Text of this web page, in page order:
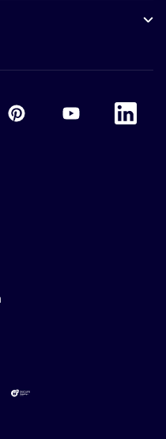
Accor PinterestAccor Youtube
Accor